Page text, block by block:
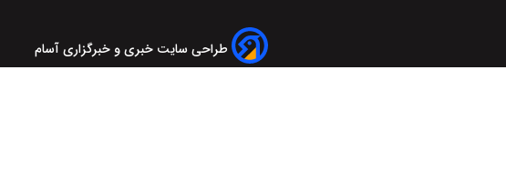
طراحی سایت خبری و خبرگزاری آسام